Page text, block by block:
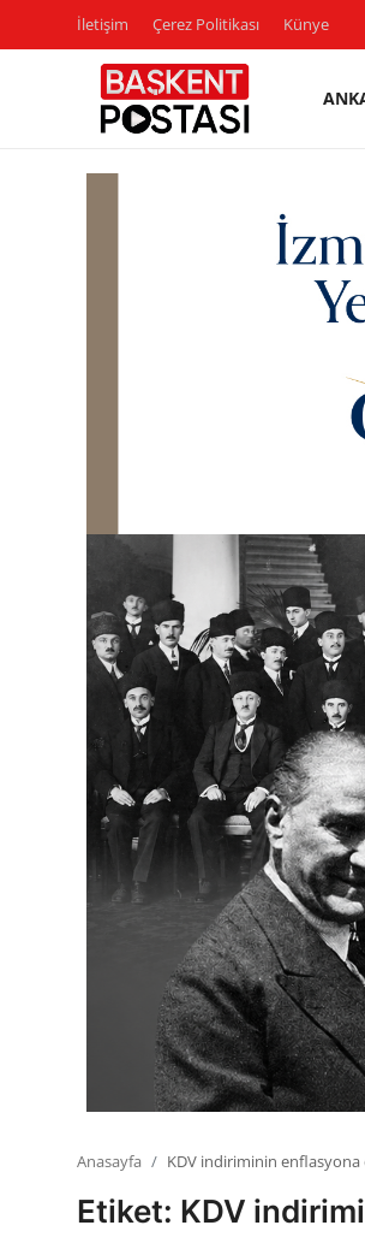
İletişim Çerez Politikası Künye
Bakanlıklar
Siyasi Partiler
Mülki İdare
Toplum ve Yaşam
Sivil Toplum Kuruluşları
Kamu Kurumları ve Üst Kurullar
Anasayfa KDV indiriminin enflasyona
Etiket: KDV